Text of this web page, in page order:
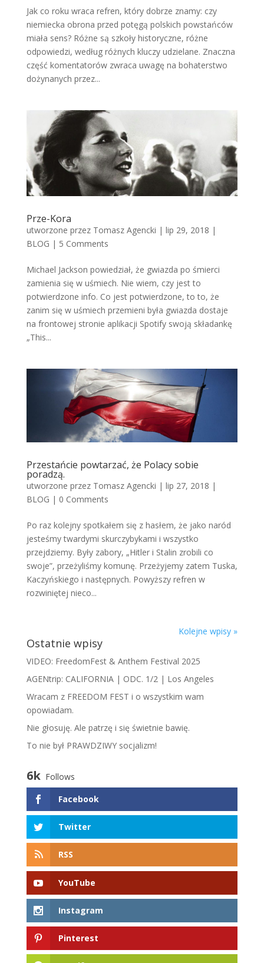
Jak co roku wraca refren, który dobrze znamy: czy
niemiecka obrona przed potęgą polskich powstańców
miała sens? Różne są szkoły historyczne, różne
odpowiedzi, według różnych kluczy udzielane. Znaczna
część komentatorów zwraca uwagę na bohaterstwo
dożynanych przez...
Prze-Kora
utworzone przez Tomasz Agencki | lip 29, 2018 |
BLOG | 5 Comments
Michael Jackson powiedział, że gwiazda po śmierci
zamienia się w uśmiech. Nie wiem, czy jest to
potwierdzone info. Co jest potwierdzone, to to, że
zanim się w uśmiech przemieni była gwiazda dostaje
na frontowej stronie aplikacji Spotify swoją składankę
„This...
Przestańcie powtarzać, że Polacy sobie
poradzą.
utworzone przez Tomasz Agencki | lip 27, 2018 |
BLOG | 0 Comments
Po raz kolejny spotkałem się z hasłem, że jako naród
jesteśmy twardymi skurczybykami i wszystko
przejdziemy. Były zabory, „Hitler i Stalin zrobili co
swoje”, przeżyliśmy komunę. Przeżyjemy zatem Tuska,
Kaczyńskiego i następnych. Powyższy refren w
rozwiniętej nieco...
Kolejne wpisy »
Ostatnie wpisy
VIDEO: FreedomFest & Anthem Festival 2025
AGENtrip: CALIFORNIA | ODC. 1/2 | Los Angeles
Wracam z FREEDOM FEST i o wszystkim wam
opowiadam.
​N​ie głosuję. Ale patrzę i się świetnie bawię.
To nie był PRAWDZIWY socjalizm!
6k Follows
Facebook
Twitter
RSS
YouTube
Instagram
Pinterest